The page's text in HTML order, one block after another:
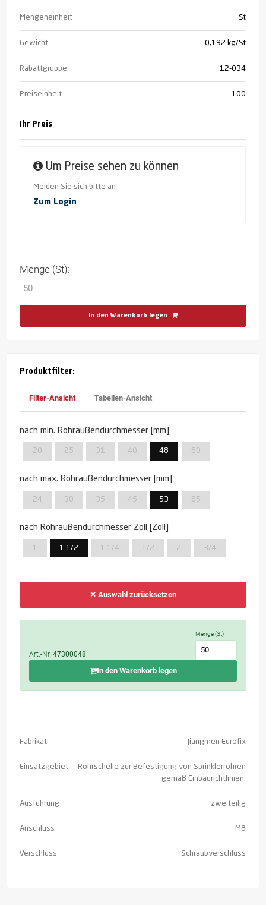
Mengeneinheit St
Gewicht 0,192 kg/St
Rabattgruppe 12-034
Preiseinheit 100
Ihr Preis
Um Preise sehen zu können
Melden Sie sich bitte an
Zum Login
Menge (St):
In den Warenkorb legen
Produktfilter:
Filter-Ansicht Tabellen-Ansicht
nach min. Rohraußendurchmesser [mm]
20 25 31 40 48 60
nach max. Rohraußendurchmesser [mm]
24 30 35 45 53 65
nach Rohraußendurchmesser Zoll [Zoll]
1 1 1/2 1 1/4 1/2 2 3/4
✕ Auswahl zurücksetzen
Art.-Nr.47300048
Menge (St)
In den Warenkorb legen
Fabrikat Jiangmen Eurofix
Einsatzgebiet
Rohrschelle zur Befestigung von Sprinklerrohren
gemäß Einbaurichtlinien.
Ausführung zweiteilig
Anschluss M8
Verschluss Schraubverschluss